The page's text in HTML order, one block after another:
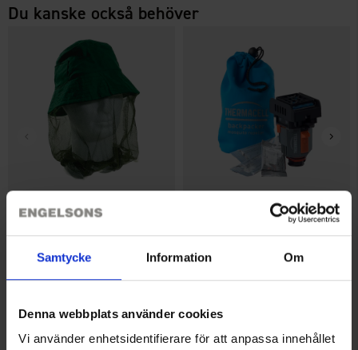
Samtycke Information Om
Denna webbplats använder cookies
Vi använder enhetsidentifierare för att anpassa innehållet
Du kanske också behöver
Mygghatt
Från35 kr
Thermacell Backpacker
650 kr
Liknande produkter